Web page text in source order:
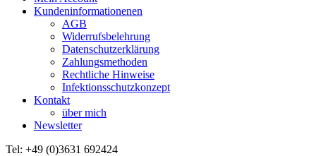
Kundeninformationenen
AGB
Widerrufsbelehrung
Datenschutzerklärung
Zahlungsmethoden
Rechtliche Hinweise
Infektionsschutzkonzept
Kontakt
über mich
Newsletter
Tel: +49 (0)3631 692424